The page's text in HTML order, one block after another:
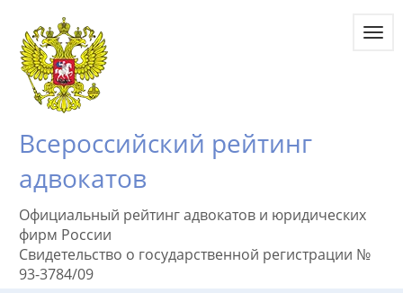
Всероссийский рейтинг
адвокатов
Официальный рейтинг адвокатов и юридических
фирм России
Свидетельство о государственной регистрации №
93-3784/09